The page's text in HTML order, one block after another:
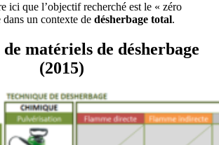
ici que l’objectif recherché est le « zéro
un contexte de désherbage total.
matériels de désherbage
(2015)